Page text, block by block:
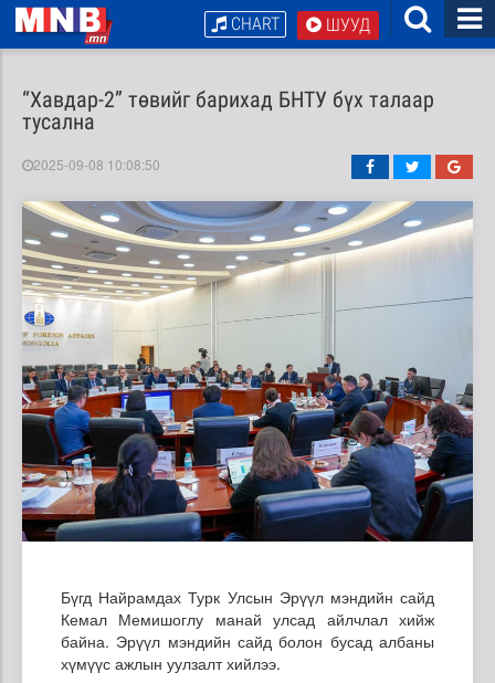
ШУУД
CHART
“Хавдар-2” төвийг барихад БНТУ бүх талаар
тусална
2025-09-08 10:08:50
Бүгд Найрамдах Турк Улсын Эрүүл мэндийн сайд
Кемал Мемишоглу манай улсад айлчлал хийж
байна. Эрүүл мэндийн сайд болон бусад албаны
хүмүүс ажлын уулзалт хийлээ.